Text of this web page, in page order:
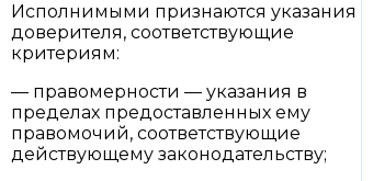
Исполнимыми признаются указания
доверителя, соответствующие
критериям:
— правомерности — указания в
пределах предоставленных ему
правомочий, соответствующие
действующему законодательству;